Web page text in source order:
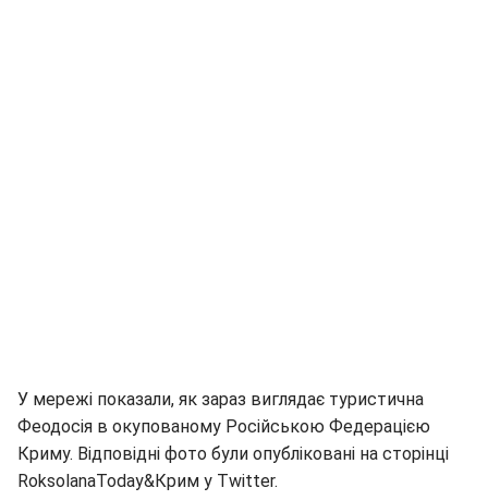
У мережі показали, як зараз виглядає туристична
Феодосія в окупованому Російською Федерацією
Криму. Відповідні фото були опубліковані на сторінці
RoksolanaToday&Крим у Twitter.